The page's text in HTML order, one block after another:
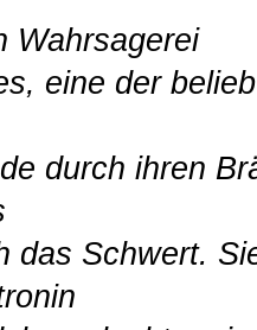
Wahrsagerei
eine der
durch ihren
das Schwert.